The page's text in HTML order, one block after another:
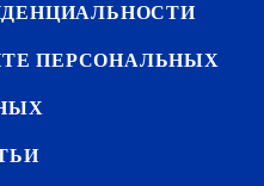
ПЕРСОНАЛЬНЫХ